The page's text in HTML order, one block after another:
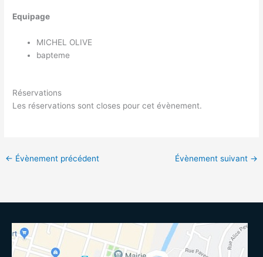
Equipage
MICHEL OLIVE
bapteme
Réservations
Les réservations sont closes pour cet évènement.
← Évènement précédent Évènement suivant →